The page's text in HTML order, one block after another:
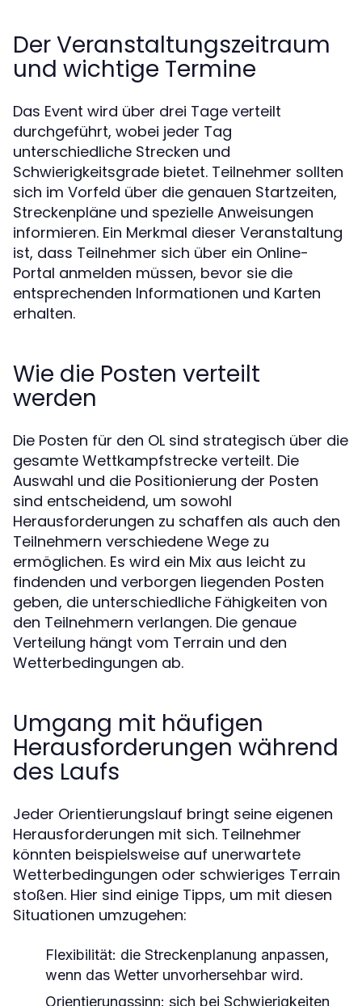
Der Veranstaltungszeitraum
und wichtige Termine
Das Event wird über drei Tage verteilt
durchgeführt, wobei jeder Tag
unterschiedliche Strecken und
Schwierigkeitsgrade bietet. Teilnehmer sollten
sich im Vorfeld über die genauen Startzeiten,
Streckenpläne und spezielle Anweisungen
informieren. Ein Merkmal dieser Veranstaltung
ist, dass Teilnehmer sich über ein Online-
Portal anmelden müssen, bevor sie die
entsprechenden Informationen und Karten
erhalten.
Wie die Posten verteilt
werden
Die Posten für den OL sind strategisch über die
gesamte Wettkampfstrecke verteilt. Die
Auswahl und die Positionierung der Posten
sind entscheidend, um sowohl
Herausforderungen zu schaffen als auch den
Teilnehmern verschiedene Wege zu
ermöglichen. Es wird ein Mix aus leicht zu
findenden und verborgen liegenden Posten
geben, die unterschiedliche Fähigkeiten von
den Teilnehmern verlangen. Die genaue
Verteilung hängt vom Terrain und den
Wetterbedingungen ab.
Umgang mit häufigen
Herausforderungen während
des Laufs
Jeder Orientierungslauf bringt seine eigenen
Herausforderungen mit sich. Teilnehmer
könnten beispielsweise auf unerwartete
Wetterbedingungen oder schwieriges Terrain
stoßen. Hier sind einige Tipps, um mit diesen
Situationen umzugehen:
Flexibilität: die Streckenplanung anpassen,
wenn das Wetter unvorhersehbar wird.
Orientierungssinn: sich bei Schwierigkeiten